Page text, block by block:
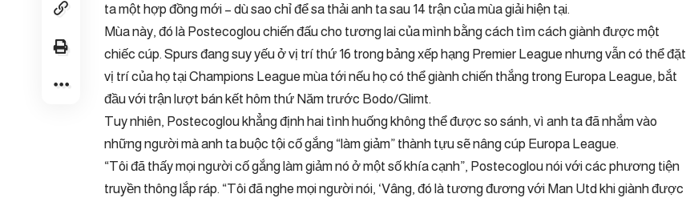
ta một hợp đồng mới – dù sao chỉ để sa thải anh ta sau 14 trận của mùa giải hiện tại.
Mùa này, đó là Postecoglou chiến đấu cho tương lai của mình bằng cách tìm cách giành được một
chiếc cúp. Spurs đang suy yếu ở vị trí thứ 16 trong bảng xếp hạng Premier League nhưng vẫn có thể đặt
vị trí của họ tại Champions League mùa tới nếu họ có thể giành chiến thắng trong Europa League, bắt
đầu với trận lượt bán kết hôm thứ Năm trước Bodo/Glimt.
Tuy nhiên, Postecoglou khẳng định hai tình huống không thể được so sánh, vì anh ta đã nhắm vào
những người mà anh ta buộc tội cố gắng “làm giảm” thành tựu sẽ nâng cúp Europa League.
“Tôi đã thấy mọi người cố gắng làm giảm nó ở một số khía cạnh”, Postecoglou nói với các phương tiện
truyền thông lắp ráp. “Tôi đã nghe mọi người nói, ‘Vâng, đó là tương đương với Man Utd khi giành được